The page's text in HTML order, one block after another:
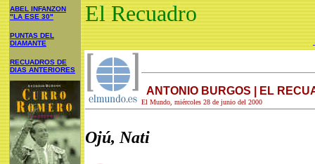
ABEL INFANZON
"LA ESE 30"
PUNTAS DEL
DIAMANTE
RECUADROS DE
DIAS ANTERIORES
El Recuadro
El Mundo, miércoles 28 de junio del 2000
ANTONIO BURGOS | EL
Ojú, Nati